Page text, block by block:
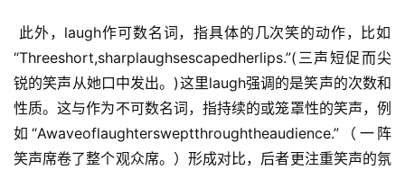
“Threeshort,sharplaughsescapedherlips.”(三声短促而尖
锐的笑声从她口中发出。)这里laugh强调的是笑声的次数和
性质。这与作为不可数名词，指持续的或笼罩性的笑声，例
如“Awaveoflaughtersweptthroughtheaudience.”（一阵
笑声席卷了整个观众席。）形成对比，后者更注重笑声的氛